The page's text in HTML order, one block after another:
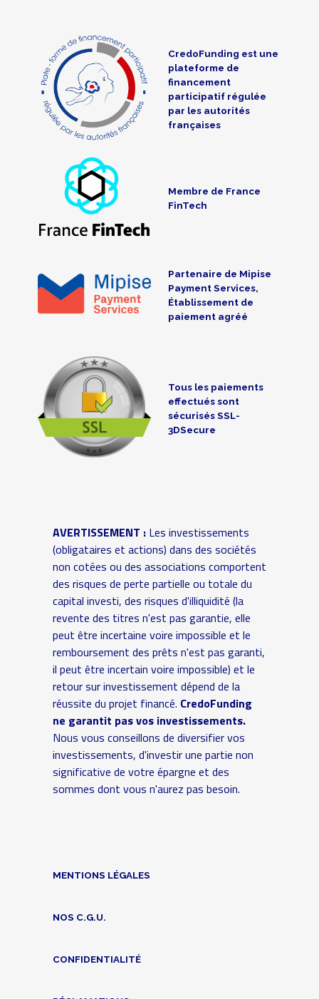
CredoFunding est une
plateforme de
financement
participatif régulée
par les autorités
françaises
Membre de France
FinTech
Partenaire de Mipise
Payment Services,
Établissement de
paiement agréé
Tous les paiements
effectués sont
sécurisés SSL-
3DSecure
AVERTISSEMENT :Les investissements
(obligataires et actions) dans des sociétés
non cotées ou des associations comportent
des risques de perte partielle ou totale du
capital investi, des risques d'illiquidité (la
revente des titres n'est pas garantie, elle
peut être incertaine voire impossible et le
remboursement des prêts n'est pas garanti,
il peut être incertain voire impossible) et le
retour sur investissement dépend de la
réussite du projet financé. CredoFunding
ne garantit pas vos investissements.
Nous vous conseillons de diversifier vos
investissements, d'investir une partie non
significative de votre épargne et des
sommes dont vous n'aurez pas besoin.
MENTIONS LÉGALES
NOS C.G.U.
CONFIDENTIALITÉ